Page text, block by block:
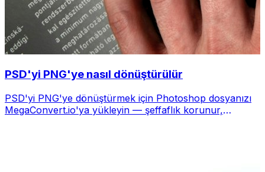
PSD'yi PNG'ye nasıl dönüştürülür
PSD'yi PNG'ye dönüştürmek için Photoshop dosyanızı
MegaConvert.io'ya yükleyin — şeffaflık korunur,